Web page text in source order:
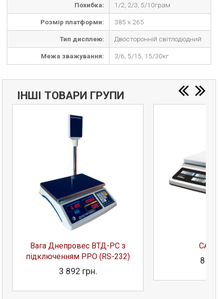
Похибка: 1/2, 2/3, 5/10грам
Розмір платформи: 385 x 265
Тип дисплею: Двосторонній світлодіодний
Межа зважування: 3/6, 5/15, 15/30кг
ІНШІ ТОВАРИ ГРУПИ
Вага Днепровес ВТД-РС з
підключенням РРО (RS-232)
3 892 грн.
CAS
8